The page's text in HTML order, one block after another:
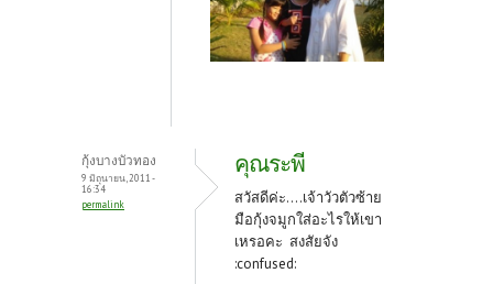
กุ้งบางบัวทอง
9 มิถุนายน, 2011 -
16:34
permalink
คุณระพี
สวัสดีค่ะ....เจ้าวัวตัวซ้าย
มือกุ้งจมูกใส่อะไรให้เขา
เหรอคะ สงสัยจัง
:confused: